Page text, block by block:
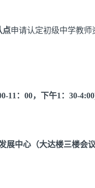
点申请认定初级中学教
11：00，下午1：30-4:00)
展中心（大达楼三楼会议